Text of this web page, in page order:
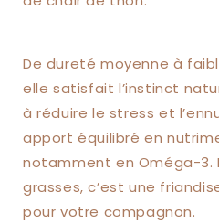
De dureté moyenne à
elle satisfait l’instinct
à réduire le stress et
apport équilibré en
notamment en Oméga-3.
grasses, c’est une
pour votre compagnon.